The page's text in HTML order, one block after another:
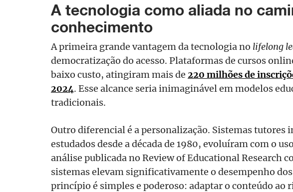
A tecnologia como aliada no
conhecimento
A primeira grande vantagem da tecnologia no lifelong
democratização do acesso. Plataformas de cursos
baixo custo, atingiram mais de 220 milhões de
2024. Esse alcance seria inimaginável em modelos
tradicionais.
Outro diferencial é a personalização. Sistemas tutores
estudados desde a década de 1980, evoluíram com o
análise publicada no Review of Educational Research
sistemas elevam significativamente o desempenho
princípio é simples e poderoso: adaptar o conteúdo ao